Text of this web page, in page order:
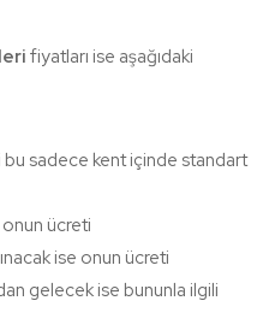
fiyatları ise aşağıdaki
sadece kent içinde standart
ücreti
ise onun ücreti
gelecek ise bununla ilgili